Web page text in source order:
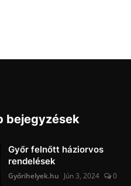
bejegyzések
Győr felnőtt háziorvos
rendelések
Győrihelyek.hu Jún 3, 2024 0